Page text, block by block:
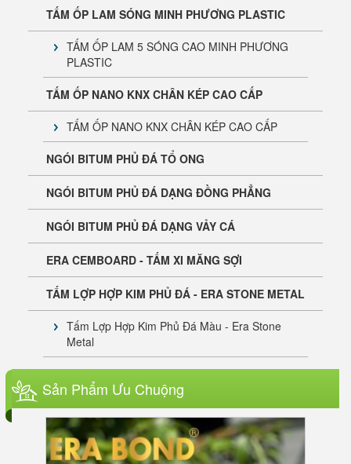
TẤM ỐP LAM SÓNG MINH PHƯƠNG PLASTIC
TẤM ỐP LAM 5 SÓNG CAO MINH PHƯƠNG
PLASTIC
TẤM ỐP NANO KNX CHÂN KÉP CAO CẤP
TẤM ỐP NANO KNX CHÂN KÉP CAO CẤP
NGÓI BITUM PHỦ ĐÁ TỔ ONG
NGÓI BITUM PHỦ ĐÁ DẠNG ĐỒNG PHẲNG
NGÓI BITUM PHỦ ĐÁ DẠNG VẢY CÁ
ERA CEMBOARD - TẤM XI MĂNG SỢI
TẤM LỢP HỢP KIM PHỦ ĐÁ - ERA STONE METAL
Tấm Lợp Hợp Kim Phủ Đá Màu - Era Stone
Metal
Sản Phẩm Ưu Chuộng
SÀN TRE NGOÀI TRỜI ERA BAMBOO
KEO ĐA NĂNG E550 POWER